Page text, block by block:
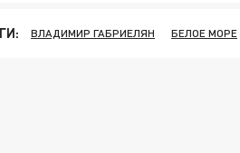
ВЛАДИМИР ГАБРИЕЛЯН БЕЛОЕ МОРЕ